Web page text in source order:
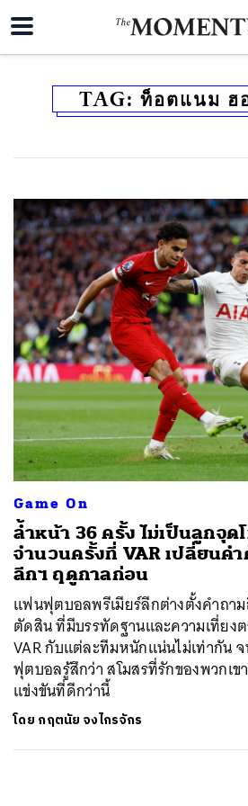
TAG: ท็อตแนม ฮ
Game On
ล้ำหน้า 36 ครั้ง ไม่เป็นลูกจุด
จำนวนครั้งที่ VAR เปลี่ยนค
ลีกฯ ฤดูกาลก่อน
แฟนฟุตบอลพรีเมียร์ลีกต่างตั้งคำถาม
ตัดสิน ที่มีบรรทัดฐานและความเที่ยงต
VAR กับแต่ละทีมหนักแน่นไม่เท่ากัน
ฟุตบอลรู้สึกว่า สโมสรที่รักของพวกเ
แข่งขันที่ดีกว่านี้
โดย กฤตนัย จงไกรจักร
ค้นหา